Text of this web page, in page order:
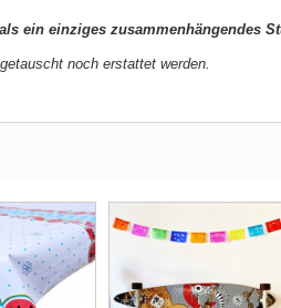
ein einziges zusammenhängendes
noch erstattet werden.